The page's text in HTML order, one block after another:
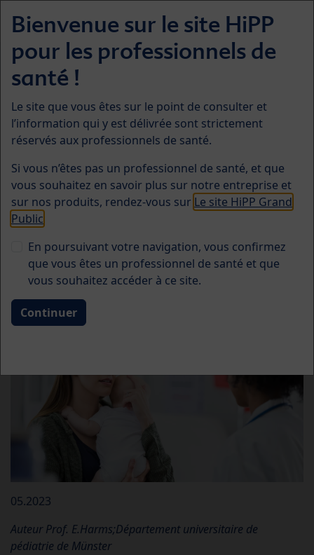
Menü
Santé de l'enfant
Infections des voies
urinaires : Analyse d'urine
par bandelette au cours des
3 premiers mois
05.2023
AuteurProf. E.Harms;Département universitaire de
pédiatrie de Münster
Bienvenue sur le site HiPP
pour les professionnels de
santé !
Le site que vous êtes sur le point de consulter et
l’information qui y est délivrée sont strictement
réservés aux professionnels de santé.
Si vous n’êtes pas un professionnel de santé, et que
vous souhaitez en savoir plus sur notre entreprise et
sur nos produits, rendez-vous sur Le site HiPP Grand
Public
En poursuivant votre navigation, vous confirmez
que vous êtes un professionnel de santé et que
vous souhaitez accéder à ce site.